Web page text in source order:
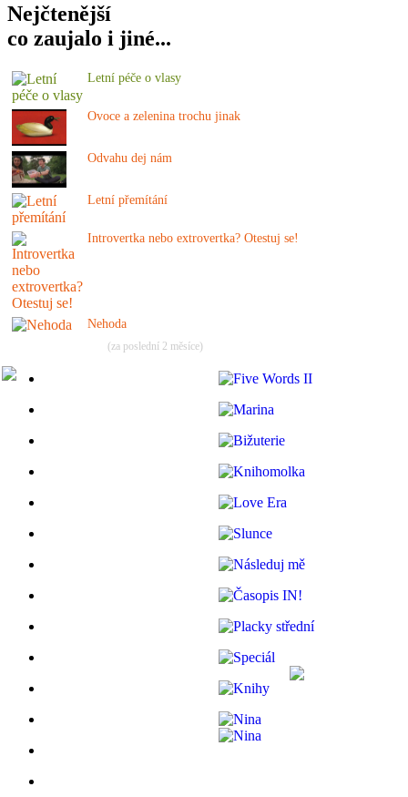
Nejčtenější
co zaujalo i jiné...
Letní péče o vlasy
Ovoce a zelenina trochu jinak
Odvahu dej nám
Letní přemítání
Introvertka nebo extrovertka? Otestuj se!
Nehoda
(za poslední 2 měsíce)